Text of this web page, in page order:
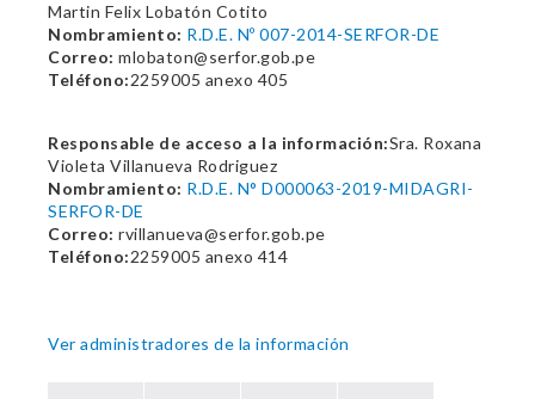
Martin Felix Lobatón Cotito
Nombramiento: R.D.E. Nº 007-2014-SERFOR-DE
Correo: mlobaton@serfor.gob.pe
Teléfono:2259005 anexo 405
Responsable de acceso a la información:Sra. Roxana
Violeta Villanueva Rodriguez
Nombramiento: R.D.E. N° D000063-2019-MIDAGRI-
SERFOR-DE
Correo: rvillanueva@serfor.gob.pe
Teléfono:2259005 anexo 414
Ver administradores de la información